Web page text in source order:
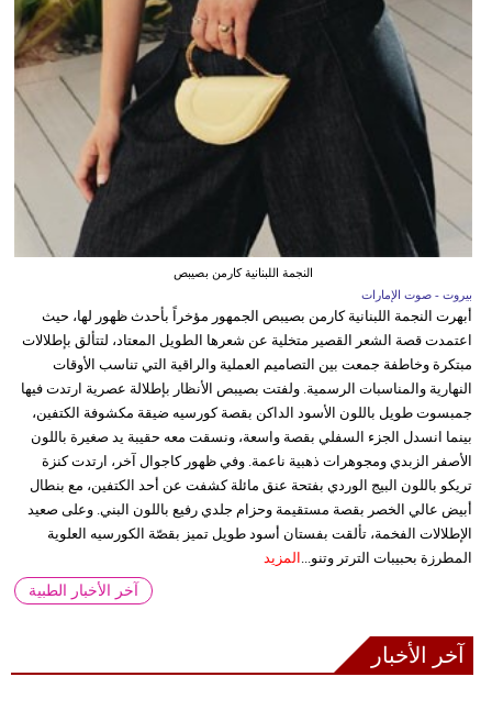
النجمة اللبنانية كارمن بصيبص
بيروت - صوت الإمارات
أبهرت النجمة اللبنانية كارمن بصيبص الجمهور مؤخراً بأحدث ظهور لها، حيث
اعتمدت قصة الشعر القصير متخلية عن شعرها الطويل المعتاد، لتتألق بإطلالات
مبتكرة وخاطفة جمعت بين التصاميم العملية والراقية التي تناسب الأوقات
النهارية والمناسبات الرسمية. ولفتت بصيبص الأنظار بإطلالة عصرية ارتدت فيها
جمبسوت طويل باللون الأسود الداكن بقصة كورسيه ضيقة مكشوفة الكتفين،
بينما انسدل الجزء السفلي بقصة واسعة، ونسقت معه حقيبة يد صغيرة باللون
الأصفر الزبدي ومجوهرات ذهبية ناعمة. وفي ظهور كاجوال آخر، ارتدت كنزة
تريكو باللون البيج الوردي بفتحة عنق مائلة كشفت عن أحد الكتفين، مع بنطال
أبيض عالي الخصر بقصة مستقيمة وحزام جلدي رفيع باللون البني. وعلى صعيد
الإطلالات الفخمة، تألقت بفستان أسود طويل تميز بقصّة الكورسيه العلوية
المطرزة بحبيبات الترتر وتنو... المزيد
آخر الأخبار الطبية
آخر الأخبار